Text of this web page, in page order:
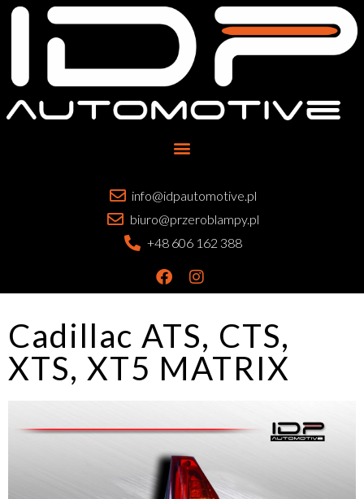
info@idpautomotive.pl
biuro@przeroblampy.pl
+48 606 162 388
Cadillac ATS, CTS,
XTS, XT5 MATRIX